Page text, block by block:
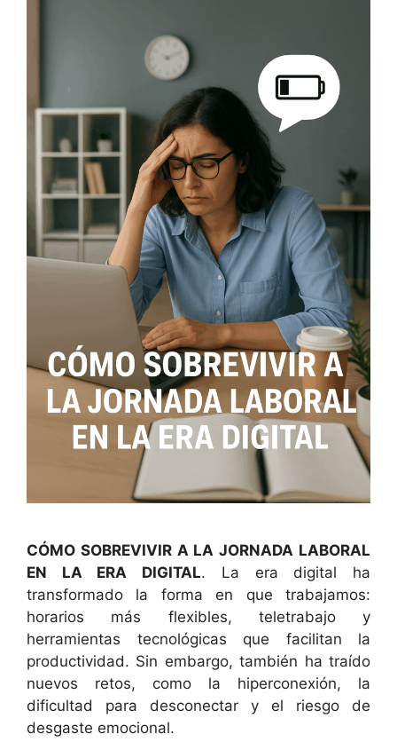
CÓMO SOBREVIVIR A LA JORNADA LABORAL
EN LA ERA DIGITAL. La era digital ha
transformado la forma en que trabajamos:
horarios más flexibles, teletrabajo y
herramientas tecnológicas que facilitan la
productividad. Sin embargo, también ha traído
nuevos retos, como la hiperconexión, la
dificultad para desconectar y el riesgo de
desgaste emocional.